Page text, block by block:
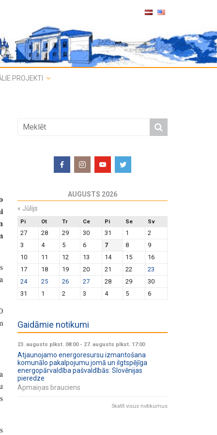
PROJEKTI
AUGUSTS 2026
« Jūlijs
Pi Ot Tr Ce Pi Se Sv
27 28 29 30 31 1
2
3
4 5 6 7 8
9
10
11 12 13 14 15
16
17
18 19 20 21 22
23
24
25 26 27 28 29
30
31
1 2 3 4 5 6
Gaidāmie notikumi
23. augusts plkst. 08:00- 27. augusts plkst. 17:00
Atjaunojamo energoresursu izmantošana
komunālo pakalpojumu jomā un ilgtspējīga
energopārvaldība pašvaldībās: Slovēnijas
pieredze
Apmaiņas brauciens
Skatīt visus notikumus